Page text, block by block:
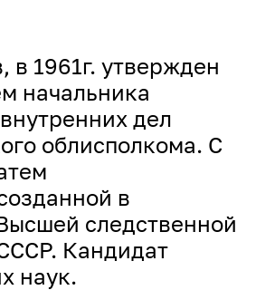
в 1961г. утвержден
начальника
дел
облисполкома. С
в
следственной
Кандидат
наук.